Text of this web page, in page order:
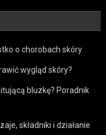
o chorobach skóry
wygląd skóry?
bluzkę? Poradnik
składniki i działanie